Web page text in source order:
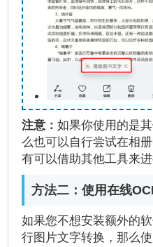
注意：如果你使用的是
么也可以自行尝试在相
有可以借助其他工具来进
方法二：使用在线
如果您不想安装额外的
行图片文字转换，那么